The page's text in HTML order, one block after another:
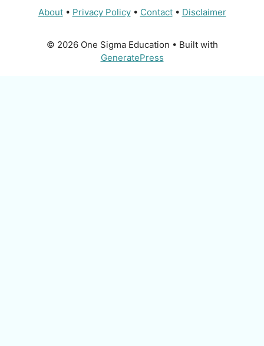
About• Privacy Policy• Contact• Disclaimer
© 2026 One Sigma Education • Built with
GeneratePress